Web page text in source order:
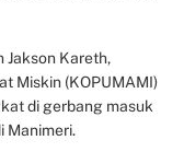
Jakson Kareth,
Miskin (KOPUMAMI)
di gerbang masuk
Manimeri.